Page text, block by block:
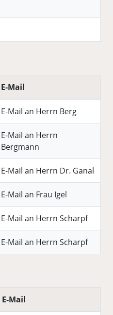
E-Mail
E-Mail an Herrn Berg
E-Mail an Herrn
Bergmann
E-Mail an Herrn Dr. Ganal
E-Mail an Frau Igel
E-Mail an Herrn Scharpf
E-Mail an Herrn Scharpf
E-Mail